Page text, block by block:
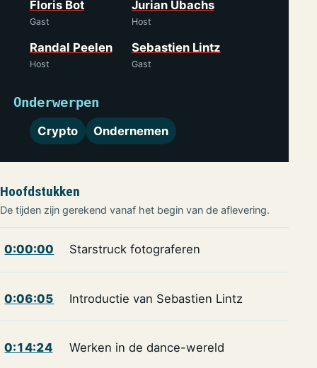
Floris Bot
Gast
Jurian Ubachs
Host
Randal Peelen
Host
Sebastien Lintz
Gast
Onderwerpen
Crypto Ondernemen
Hoofdstukken
De tijden zijn gerekend vanaf het begin van de aflevering.
0:00:00 Starstruck fotograferen
0:06:05 Introductie van Sebastien Lintz
0:14:24 Werken in de dance-wereld